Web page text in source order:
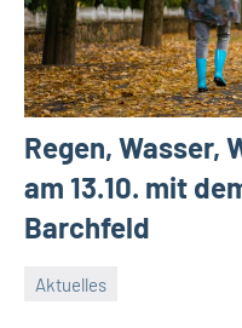
Regen, Wasser,
am 13.10. mit
Barchfeld
Aktuelles